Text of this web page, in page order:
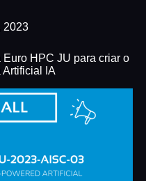
2023
HPC JU para criar o
IA